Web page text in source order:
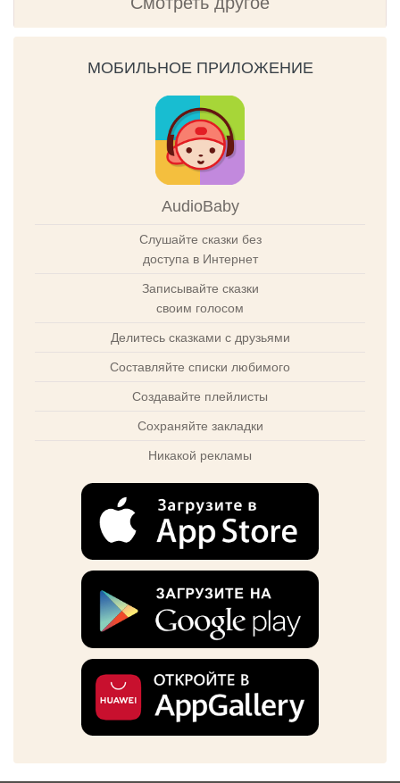
МОБИЛЬНОЕ ПРИЛОЖЕНИЕ
AudioBaby
Слушайте сказки без
доступа в Интернет
Записывайте сказки
своим голосом
Делитесь сказками с друзьями
Составляйте списки любимого
Создавайте плейлисты
Сохраняйте закладки
Никакой рекламы